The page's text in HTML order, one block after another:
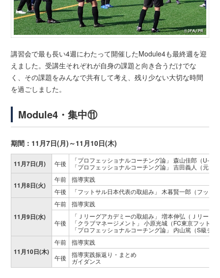
講習会で最も長い4週にわたって開催したModule4も最終週を迎
えました。受講生それぞれが自身の課題と向き合うだけでな
く、その課題をみんなで共有して考え、残り少ない大切な時間
を過ごしました。
Module4・集中⑪
期間：11月7日(月)～11月10日(木)
11月7日(月) 午後
「プロフェッショナルコーチング論」 森山佳郎（U-16
「プロフェッショナルコーチング論」 吉田義人（元ラ
11月8日(火)
午前
指導実践
午後
「フットサル日本代表の取組み」 木暮賢一郎（フット
11月9日(水)
午前 指導実践
午後
「Ｊリーグアカデミーの取組み」 増本伸弘（Ｊリーグ
「クラブマネージメント」 小原光城（FC東京フット
「プロフェッショナルコーチング論」 内山篤（S級チ
11月10日(木)
午前
指導実践
午後
指導実践振返り・まとめ
ガイダンス